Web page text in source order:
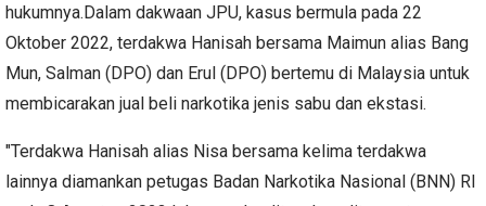
hukumnya.Dalam dakwaan JPU, kasus bermula pada 22
Oktober 2022, terdakwa Hanisah bersama Maimun alias Bang
Mun, Salman (DPO) dan Erul (DPO) bertemu di Malaysia untuk
membicarakan jual beli narkotika jenis sabu dan ekstasi.
"Terdakwa Hanisah alias Nisa bersama kelima terdakwa
lainnya diamankan petugas Badan Narkotika Nasional (BNN) RI